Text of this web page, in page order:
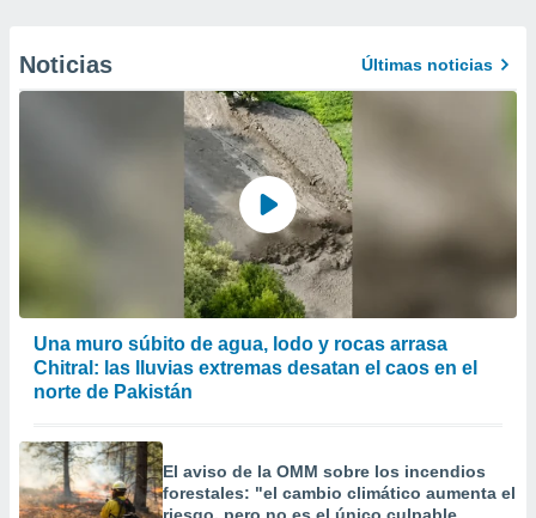
Noticias Últimas noticias
Una muro súbito de agua, lodo y rocas arrasa
Chitral: las lluvias extremas desatan el caos en el
norte de Pakistán
El aviso de la OMM sobre los incendios
forestales: "el cambio climático aumenta el